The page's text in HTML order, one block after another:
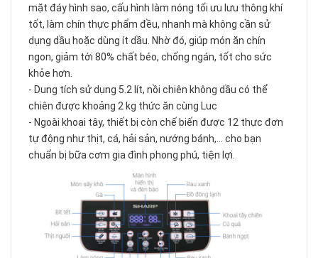
mặt đáy hình sao, cấu hình làm nóng tối ưu lưu thông khí
tốt, làm chín thực phẩm đều, nhanh mà không cần sử
dụng dầu hoặc dùng ít dầu. Nhờ đó, giúp món ăn chín
ngon, giảm tới 80% chất béo, chống ngán, tốt cho sức
khỏe hơn.
- Dung tích sử dụng 5.2 lít, nồi chiên không dầu có thể
chiên được khoảng 2 kg thức ăn cùng Luc
- Ngoài khoai tây, thiết bị còn chế biến được 12 thực đơn
tự động như thịt, cá, hải sản, nướng bánh,... cho bạn
chuẩn bị bữa cơm gia đình phong phú, tiện lợi.